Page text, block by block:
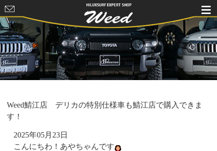
HILUXSURF
EXPERT
SHOP Weed
Weed鯖江店 デリカの特別仕様車も鯖江店で購入できま
す！
2025年05月23日
こんにちわ！あやちゃんです